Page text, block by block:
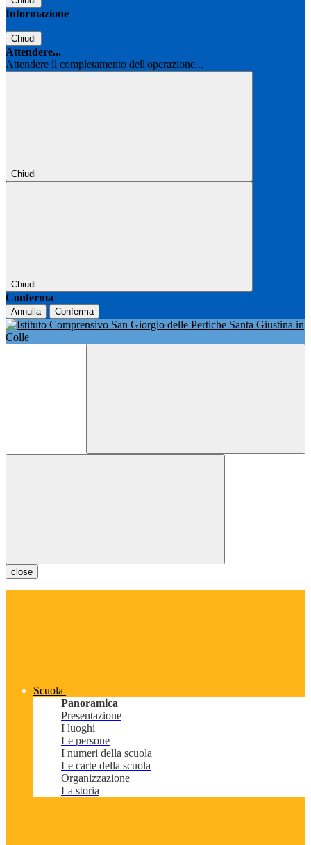
Informazione
Chiudi
Attendere...
Attendere il completamento dell'operazione...
Chiudi
Chiudi
Conferma
Annulla Conferma
close
Scuola
Panoramica
Presentazione
I luoghi
Le persone
I numeri della scuola
Le carte della scuola
Organizzazione
La storia